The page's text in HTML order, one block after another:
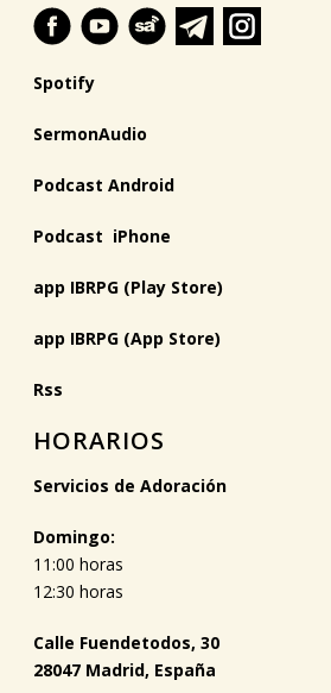
Spotify
SermonAudio
Podcast Android
Podcast iPhone
app IBRPG (Play Store)
app IBRPG (App Store)
Rss
HORARIOS
Servicios de Adoración
Domingo:
11:00 horas
12:30 horas
Calle Fuendetodos, 30
28047 Madrid, España